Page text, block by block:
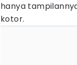
hanya
kotor.